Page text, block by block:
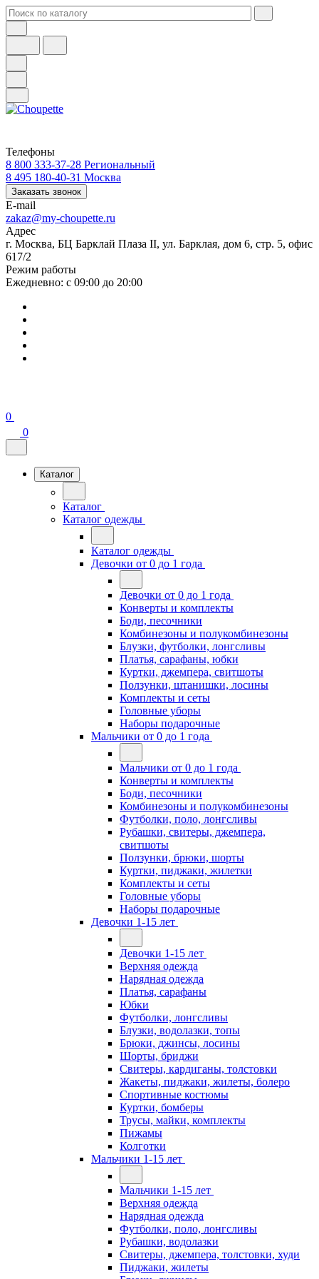
Телефоны
8 800 333-37-28 Региональный
8 495 180-40-31 Москва
Заказать звонок
E-mail
zakaz@my-choupette.ru
Адрес
г. Москва, БЦ Барклай Плаза II, ул. Барклая, дом 6, стр. 5, офис
617/2
Режим работы
Ежедневно: с 09:00 до 20:00
0
0
Каталог
Каталог
Каталог одежды
Каталог одежды
Девочки от 0 до 1 года
Девочки от 0 до 1 года
Конверты и комплекты
Боди, песочники
Комбинезоны и полукомбинезоны
Блузки, футболки, лонгсливы
Платья, сарафаны, юбки
Куртки, джемпера, свитшоты
Ползунки, штанишки, лосины
Комплекты и сеты
Головные уборы
Наборы подарочные
Мальчики от 0 до 1 года
Мальчики от 0 до 1 года
Конверты и комплекты
Боди, песочники
Комбинезоны и полукомбинезоны
Футболки, поло, лонгсливы
Рубашки, свитеры, джемпера,
свитшоты
Ползунки, брюки, шорты
Куртки, пиджаки, жилетки
Комплекты и сеты
Головные уборы
Наборы подарочные
Девочки 1-15 лет
Девочки 1-15 лет
Верхняя одежда
Нарядная одежда
Платья, сарафаны
Юбки
Футболки, лонгсливы
Блузки, водолазки, топы
Брюки, джинсы, лосины
Шорты, бриджи
Свитеры, кардиганы, толстовки
Жакеты, пиджаки, жилеты, болеро
Спортивные костюмы
Куртки, бомберы
Трусы, майки, комплекты
Пижамы
Колготки
Мальчики 1-15 лет
Мальчики 1-15 лет
Верхняя одежда
Нарядная одежда
Футболки, поло, лонгсливы
Рубашки, водолазки
Свитеры, джемпера, толстовки, худи
Пиджаки, жилеты